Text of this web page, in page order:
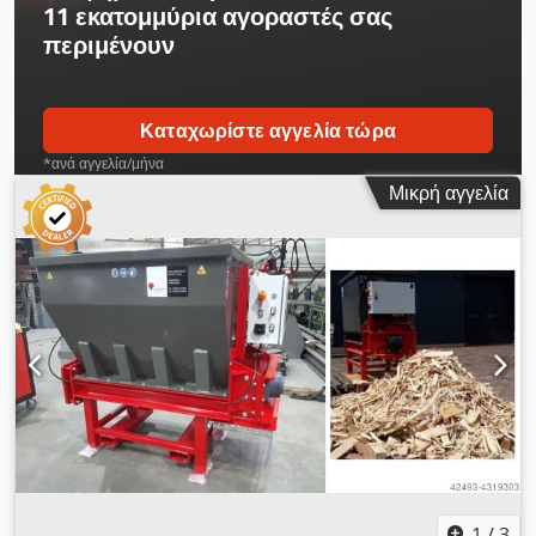
11 εκατομμύρια αγοραστέςσας
περιμένουν
Καταχωρίστε αγγελία τώρα
*ανά αγγελία/μήνα
Μικρή αγγελία